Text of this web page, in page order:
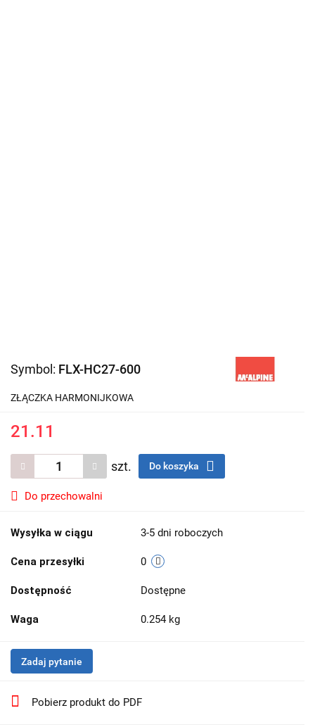
Symbol: FLX-HC27-600
ZŁĄCZKA HARMONIJKOWA
21.11
szt. Do koszyka
Do przechowalni
Wysyłka w ciągu 3-5 dni roboczych
Cena przesyłki 0
Dostępność Dostępne
Waga 0.254 kg
Zadaj pytanie
Pobierz produkt do PDF